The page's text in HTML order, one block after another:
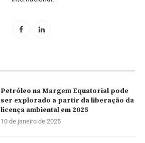
Petróleo na Margem Equatorial pode
ser explorado a partir da liberação da
licença ambiental em 2025
10 de janeiro de 2025